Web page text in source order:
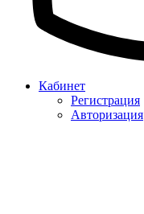
Кабинет
Регистрация
Авторизация